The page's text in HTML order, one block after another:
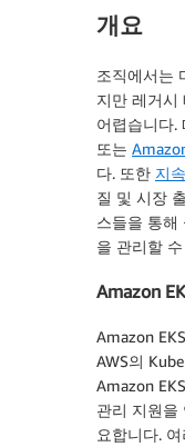
개요
조직에서는
지만 레거시
어렵습니다.
또는
다. 또한 지
질 및 시장
스들을 통해
을 관리할
Amazon
Amazon
AWS의
Amazon
관리 지원을
요합니다.